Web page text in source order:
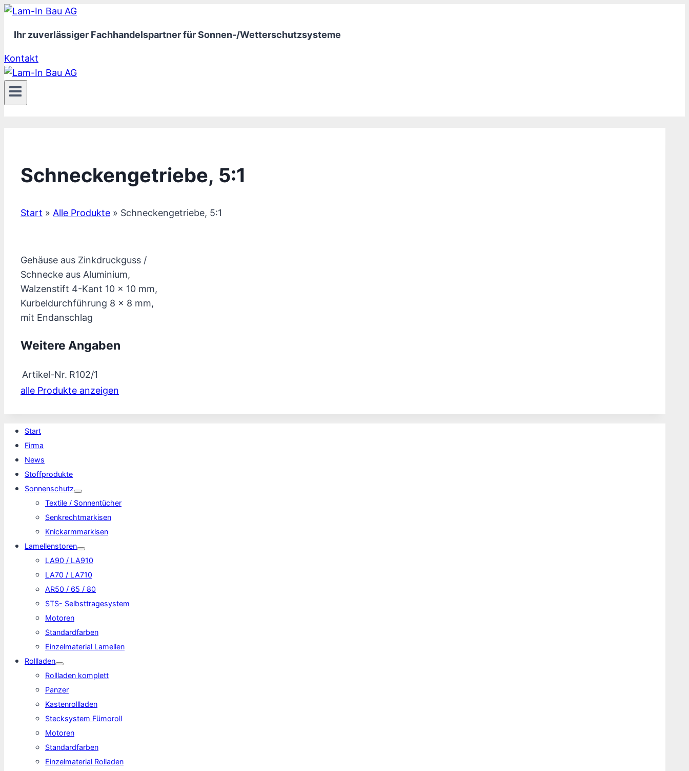
Zum
springen
Ihr zuverlässiger Fachhandelspartner für Sonnen-/Wetterschutzsysteme
Kontakt
Schneckengetriebe, 5:1
Start » Alle Produkte » Schneckengetriebe, 5:1
Gehäuse aus Zinkdruckguss /
Schnecke aus Aluminium,
Walzenstift 4-Kant 10 x 10 mm,
Kurbeldurchführung 8 x 8 mm,
mit Endanschlag
Weitere Angaben
Artikel-Nr. R102/1
alle Produkte anzeigen
Start
Firma
News
Stoffprodukte
Sonnenschutz
Textile / Sonnentücher
Senkrechtmarkisen
Knickarmmarkisen
Lamellenstoren
LA90 / LA910
LA70 / LA710
AR50 / 65 / 80
STS- Selbsttragesystem
Motoren
Standardfarben
Einzelmaterial Lamellen
Rollladen
Rollladen komplett
Panzer
Kastenrollladen
Stecksystem Fümoroll
Motoren
Standardfarben
Einzelmaterial Rolladen